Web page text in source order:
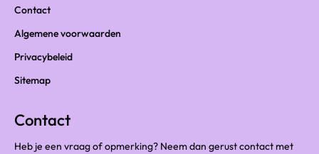
Contact
Algemene voorwaarden
Privacybeleid
Sitemap
Contact
Heb je een vraag of opmerking? Neem dan gerust contact met